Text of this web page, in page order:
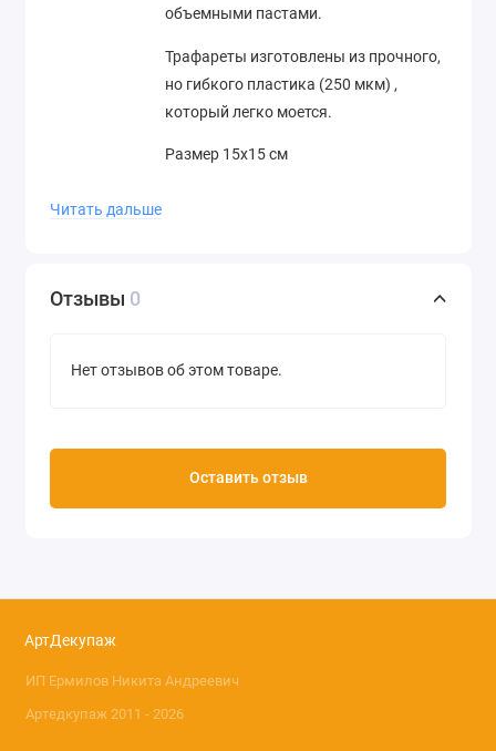
объемными пастами.
Трафареты изготовлены из прочного,
но гибкого пластика (250 мкм) ,
который легко моется.
Размер 15х15 см
Читать дальше
Отзывы 0
Нет отзывов об этом товаре.
Оставить отзыв
АртДекупаж
ИП Ермилов Никита Андреевич
Артедкупаж 2011 - 2026